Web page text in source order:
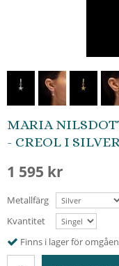
MARIA
- CREOL I
1 595 kr
Metallfärg
Kvantitet
Finns i lager för